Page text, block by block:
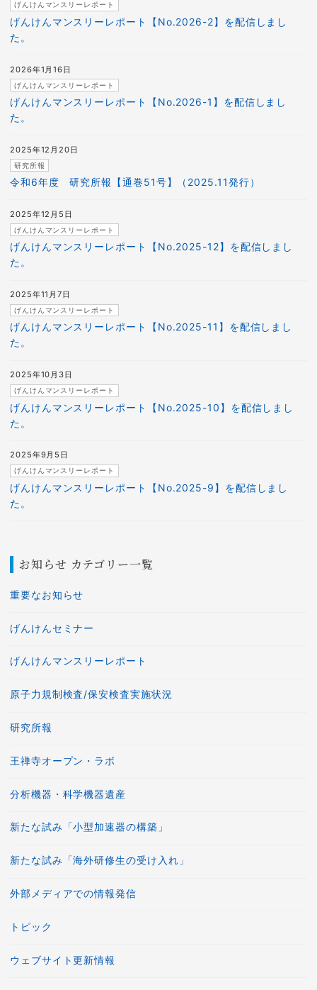
げんけんマンスリーレポート【No.2026-2】を配信しまし
た。
げんけんマンスリーレポート
げんけんマンスリーレポート【No.2026-1】を配信しまし
た。
げんけんマンスリーレポート
2026年1月16日
令和6年度 研究所報【通巻51号】（2025.11発行）
研究所報
2025年12月20日
げんけんマンスリーレポート【No.2025-12】を配信しまし
た。
げんけんマンスリーレポート
2025年12月5日
げんけんマンスリーレポート【No.2025-11】を配信しまし
た。
げんけんマンスリーレポート
2025年11月7日
げんけんマンスリーレポート【No.2025-10】を配信しまし
た。
げんけんマンスリーレポート
2025年10月3日
げんけんマンスリーレポート【No.2025-9】を配信しまし
た。
げんけんマンスリーレポート
2025年9月5日
お知らせ カテゴリー一覧
重要なお知らせ
げんけんセミナー
げんけんマンスリーレポート
原子力規制検査/保安検査実施状況
研究所報
王禅寺オープン・ラボ
分析機器・科学機器遺産
新たな試み「小型加速器の構築」
新たな試み「海外研修生の受け入れ」
外部メディアでの情報発信
トピック
ウェブサイト更新情報